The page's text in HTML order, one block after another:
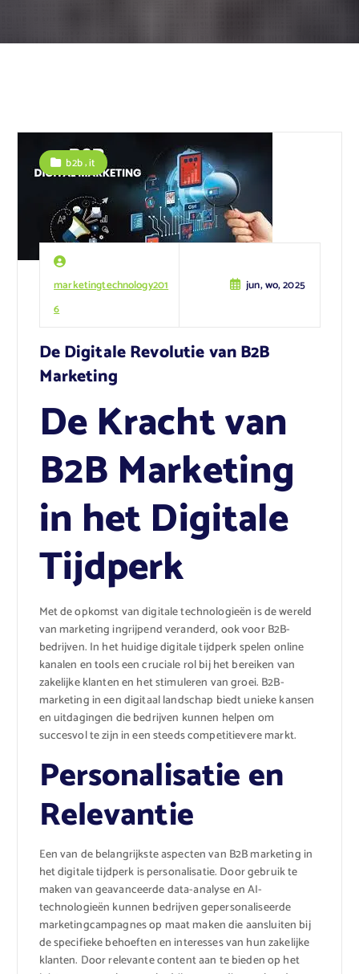
marketingtechnology201
6
jun, wo, 2025
b2b,it
De Digitale Revolutie van B2B
Marketing
De Kracht van
B2B Marketing
in het Digitale
Tijdperk
Met de opkomst van digitale technologieën is de wereld
van marketing ingrijpend veranderd, ook voor B2B-
bedrijven. In het huidige digitale tijdperk spelen online
kanalen en tools een cruciale rol bij het bereiken van
zakelijke klanten en het stimuleren van groei. B2B-
marketing in een digitaal landschap biedt unieke kansen
en uitdagingen die bedrijven kunnen helpen om
succesvol te zijn in een steeds competitievere markt.
Personalisatie en
Relevantie
Een van de belangrijkste aspecten van B2B marketing in
het digitale tijdperk is personalisatie. Door gebruik te
maken van geavanceerde data-analyse en AI-
technologieën kunnen bedrijven gepersonaliseerde
marketingcampagnes op maat maken die aansluiten bij
de specifieke behoeften en interesses van hun zakelijke
klanten. Door relevante content aan te bieden op het